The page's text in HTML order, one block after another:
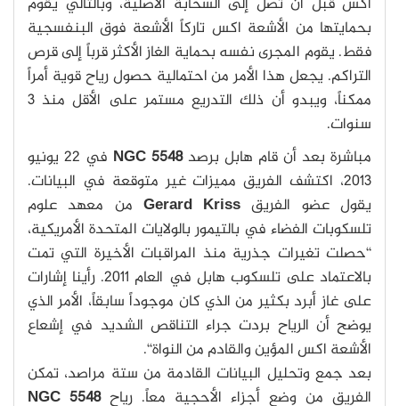
بحمايتها من الأشعة اكس تاركاً الأشعة فوق البنفسجية
فقط. يقوم المجرى نفسه بحماية الغاز الأكثر قرباً إلى قرص
التراكم. يجعل هذا الأمر من احتمالية حصول رياح قوية أمراً
ممكناً، ويبدو أن ذلك التدريع مستمر على الأقل منذ 3
سنوات.
مباشرة بعد أن قام هابل برصدNGC 5548
في 22 يونيو
2013، اكتشف الفريق مميزات غير متوقعة في البيانات.
يقول عضو الفريق Gerard Kriss من معهد علوم
تلسكوبات الفضاء في بالتيمور بالولايات المتحدة الأمريكية،
‘‘حصلت تغيرات جذرية منذ المراقبات الأخيرة التي تمت
بالاعتماد على تلسكوب هابل في العام 2011. رأينا إشارات
على غاز أبرد بكثير من الذي كان موجوداً سابقاً، الأمر الذي
يوضح أن الرياح بردت جراء التناقص الشديد في إشعاع
الأشعة اكس المؤين والقادم من النواة‘‘.
بعد جمع وتحليل البيانات القادمة من ستة مراصد، تمكن
الفريق من وضع أجزاء الأحجية معاً. رياحNGC 5548